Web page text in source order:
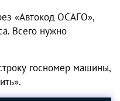
«Автокод ОСАГО»,
Всего нужно
госномер машины,